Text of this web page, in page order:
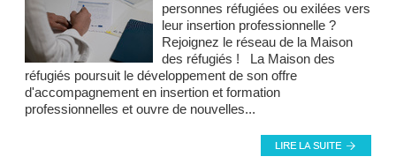
personnes réfugiées ou exilées vers
leur insertion professionnelle ?
Rejoignez le réseau de la Maison
des réfugiés ! La Maison des
réfugiés poursuit le développement de son offre
d'accompagnement en insertion et formation
professionnelles et ouvre de nouvelles...